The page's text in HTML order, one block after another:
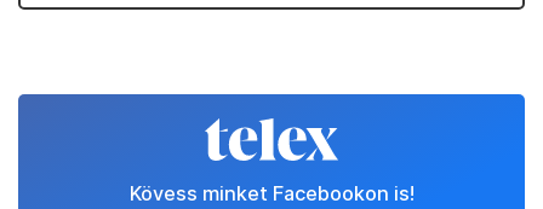
Kövess minket Facebookon is!